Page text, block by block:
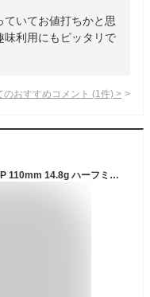
ていてお値打ちかと思
味利用にもピッタリで
のおすすめコメント (1 件) >
JACKALL(ジャッカル) ミノー リレンジ SP 110mm 14.8g ハーフミラーワカサギ ルアー